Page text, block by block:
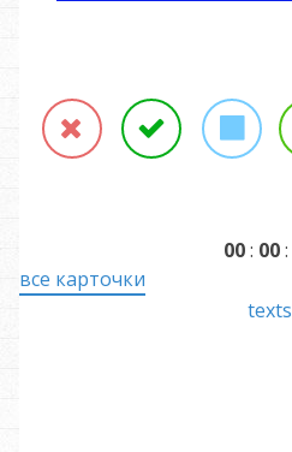
RejectAcceptStop
00: 00:
все карточки
texts